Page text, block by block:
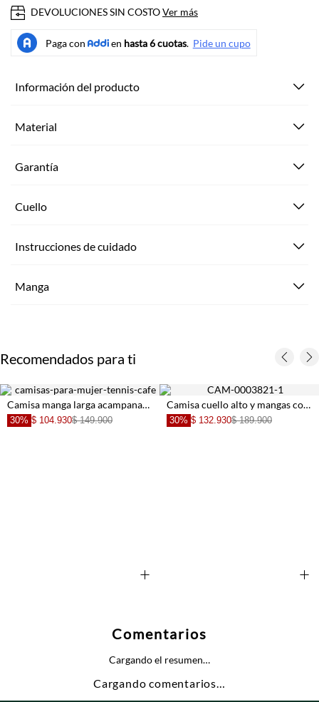
DEVOLUCIONES SIN COSTOVer más
Información del producto
Material
Garantía
Cuello
Instrucciones de cuidado
Manga
Recomendados para ti
+
Camisa manga larga acampanada de encaje café para mujer
30% $ 104.930$ 149.900
+
Camisa cuello alto y mangas con bolero azul para mujer
30% $ 132.930$ 189.900
Comentarios
Cargando el resumen…
Cargando comentarios…